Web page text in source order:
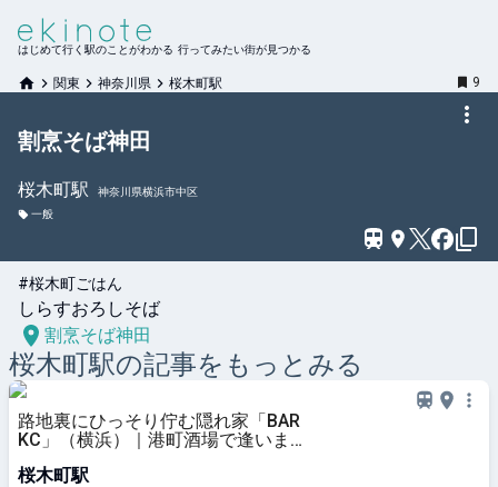
はじめて行く駅のことがわかる 行ってみたい街が見つかる
関東 神奈川県 桜木町駅 9
割烹そば神田
桜木町駅
神奈川県横浜市中区
一般
#桜木町ごはん
しらすおろしそば
割烹そば神田
桜木町駅の記事をもっとみる
路地裏にひっそり佇む隠れ家「BAR
KC」（横浜）｜港町酒場で逢いま
桜木町駅